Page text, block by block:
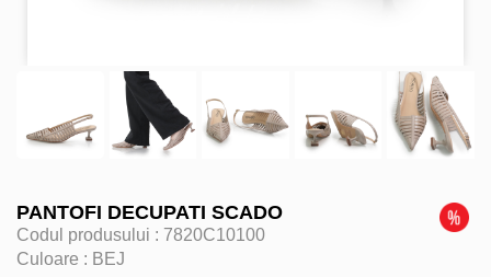
PANTOFI DECUPATI SCADO
Codul produsului : 7820C10100
Culoare : BEJ